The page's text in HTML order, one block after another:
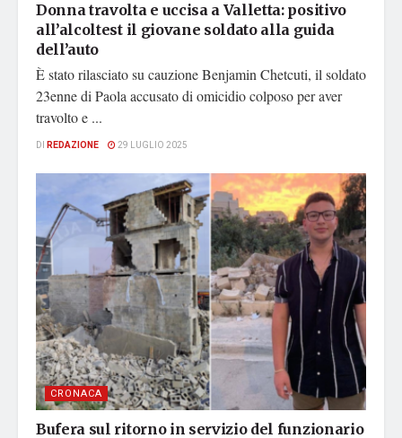
Donna travolta e uccisa a Valletta: positivo
all’alcoltest il giovane soldato alla guida
dell’auto
È stato rilasciato su cauzione Benjamin Chetcuti, il soldato
23enne di Paola accusato di omicidio colposo per aver
travolto e ...
DI REDAZIONE 29 LUGLIO 2025
CRONACA
Bufera sul ritorno in servizio del funzionario